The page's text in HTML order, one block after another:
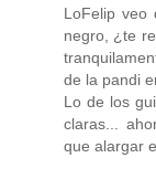
LoFelip veo
negro, ¿te
de la pandi
Lo de los
claras...
que alargar